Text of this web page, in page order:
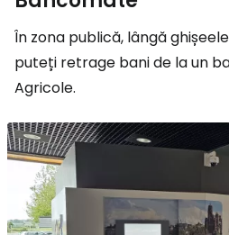
În zona publică, lângă
puteți retrage bani de la un
Agricole.